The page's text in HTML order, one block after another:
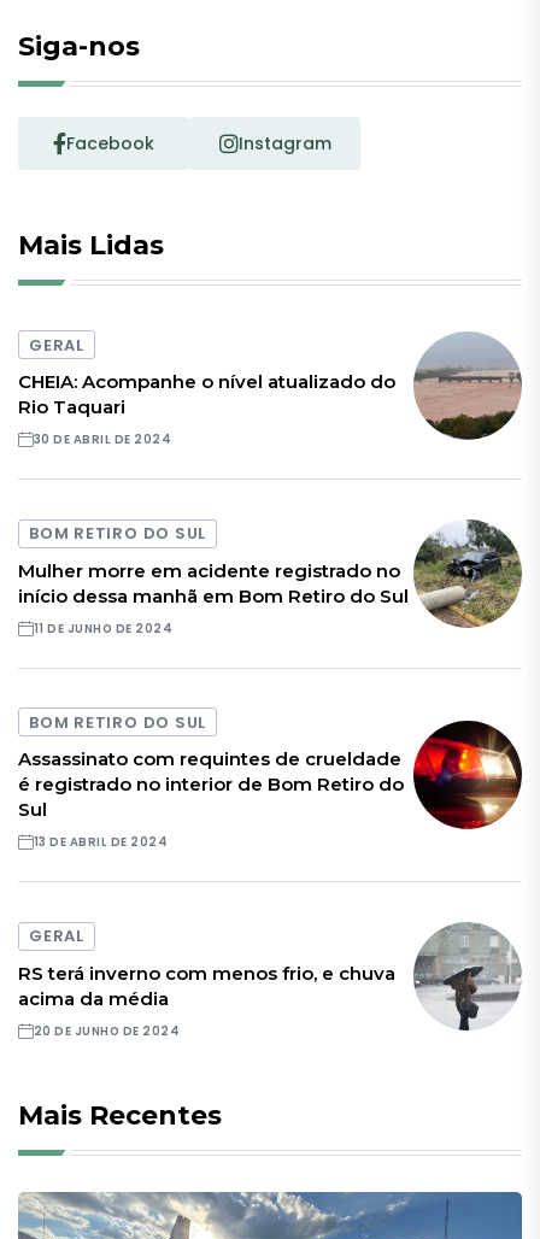
Siga-nos
Facebook Instagram
Mais Lidas
GERAL
CHEIA: Acompanhe o nível atualizado do
Rio Taquari
30 DE ABRIL DE 2024
BOM RETIRO DO SUL
Mulher morre em acidente registrado no
início dessa manhã em Bom Retiro do Sul
11 DE JUNHO DE 2024
BOM RETIRO DO SUL
Assassinato com requintes de crueldade
é registrado no interior de Bom Retiro do
Sul
13 DE ABRIL DE 2024
GERAL
RS terá inverno com menos frio, e chuva
acima da média
20 DE JUNHO DE 2024
Mais Recentes